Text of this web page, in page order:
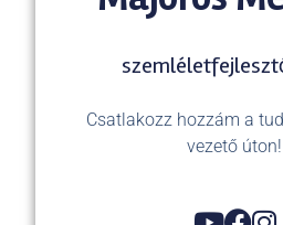
Csatlakozz hozzám a
vezető úton!